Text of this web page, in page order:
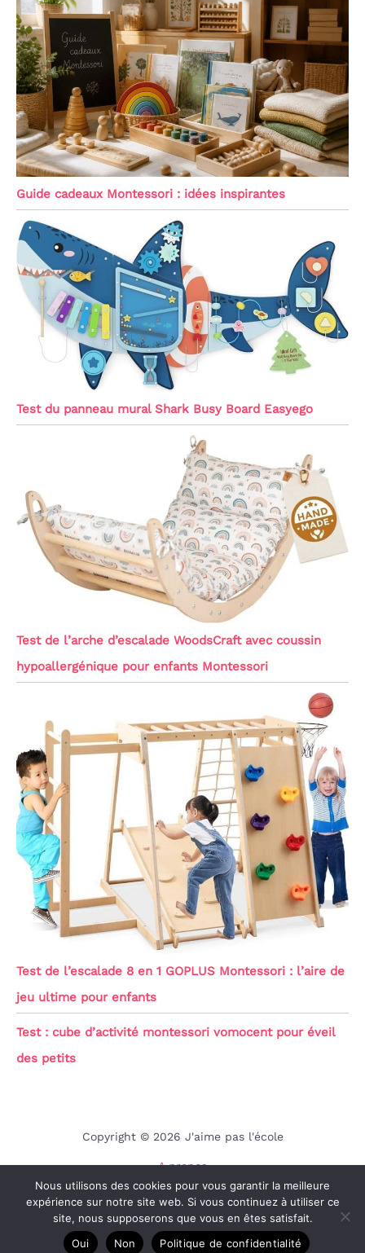
Guide cadeaux Montessori : idées inspirantes
Test du panneau mural Shark Busy Board Easyego
Test de l’arche d’escalade WoodsCraft avec coussin
hypoallergénique pour enfants Montessori
Test de l’escalade 8 en 1 GOPLUS Montessori : l’aire de
jeu ultime pour enfants
Test : cube d’activité montessori vomocent pour éveil
des petits
Copyright © 2026 J'aime pas l'école
A propos
Contact
Mentions légales
Politique de confidentialité
Nous utilisons des cookies pour vous garantir la meilleure
expérience sur notre site web. Si vous continuez à utiliser ce
site, nous supposerons que vous en êtes satisfait.
Oui
Non Politique de confidentialité